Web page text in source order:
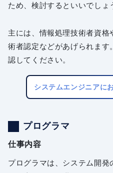
ため、検討するといいでしょ
主には、情報処理技術者資格
術者認定などがあげられま
認してください。
システムエンジニアに
プログラマ
仕事内容
プログラマは、システム開